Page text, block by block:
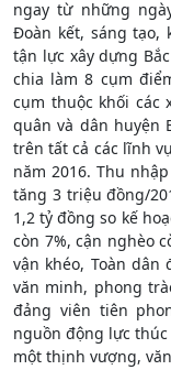
ngay từ những
Đoàn kết, sáng tạo,
tận lực xây dựng
chia làm 8 cụm
cụm thuộc khối các
quân và dân huyện
trên tất cả các lĩnh
năm 2016. Thu
tăng 3 triệu đồng/
1,2 tỷ đồng so kế
còn 7%, cận nghèo
vận khéo, Toàn
văn minh, phong
đảng viên tiên
nguồn động lực
một thịnh vượng,